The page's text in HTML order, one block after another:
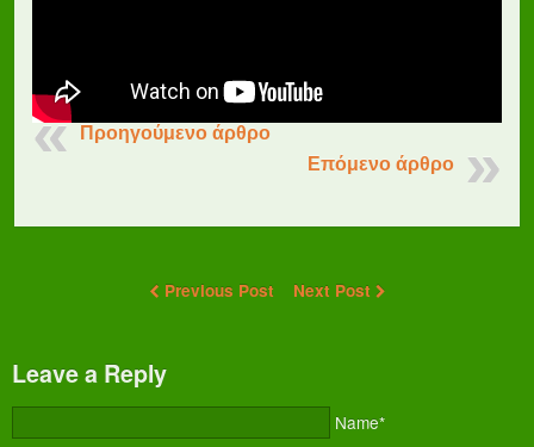
Προηγούμενο άρθρο
Επόμενο άρθρο
Previous Post Next Post
Leave a Reply
Name*